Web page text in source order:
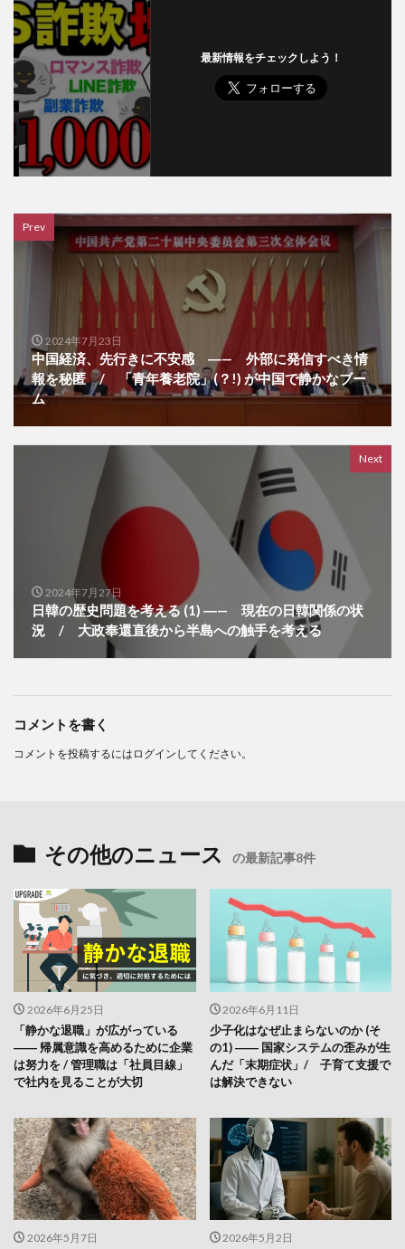
最新情報をチェックしよう！
Prev
2024年7月23日
中国経済、先行きに不安感 ―— 外部に発信すべき情
報を秘匿 / 「青年養老院」(？!) が中国で静かなブー
ム
Next
2024年7月27日
日韓の歴史問題を考える (1) ―— 現在の日韓関係の状
況 / 大政奉還直後から半島への触手を考える
コメントを書く
コメントを投稿するには ログイン してください。
その他のニュース の最新記事8件
2026年6月25日
「静かな退職」が広がっている
―― 帰属意識を高めるために企業
は努力を / 管理職は「社員目線」
で社内を見ることが大切
2026年6月11日
少子化はなぜ止まらないのか (そ
の1) ―― 国家システムの歪みが生
んだ「末期症状」/ 子育て支援で
は解決できない
2026年5月7日 2026年5月2日